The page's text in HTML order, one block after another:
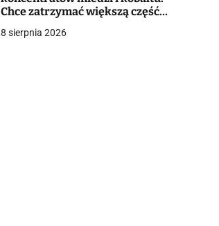
Chce zatrzymać większą część
8 sierpnia 2026